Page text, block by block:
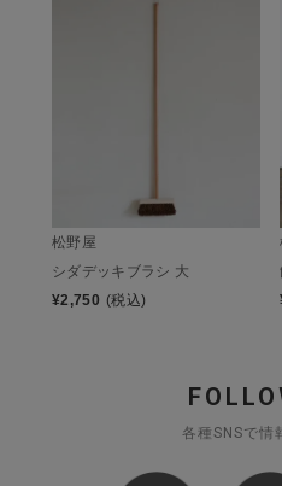
松野屋
シダデッキブラシ 大
¥2,750 (税込)
各種SNSで情